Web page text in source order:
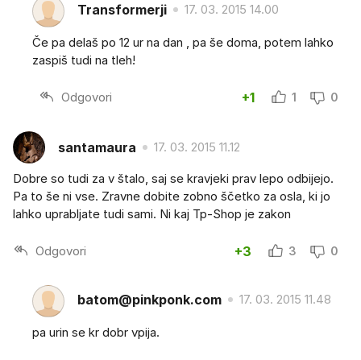
Transformerji 17. 03. 2015 14.00
Če pa delaš po 12 ur na dan , pa še doma, potem lahko
zaspiš tudi na tleh!
Odgovori +1 1 0
santamaura 17. 03. 2015 11.12
Dobre so tudi za v štalo, saj se kravjeki prav lepo odbijejo.
Pa to še ni vse. Zravne dobite zobno ščetko za osla, ki jo
lahko uprabljate tudi sami. Ni kaj Tp-Shop je zakon
Odgovori +3 3 0
batom@pinkponk.com 17. 03. 2015 11.48
pa urin se kr dobr vpija.